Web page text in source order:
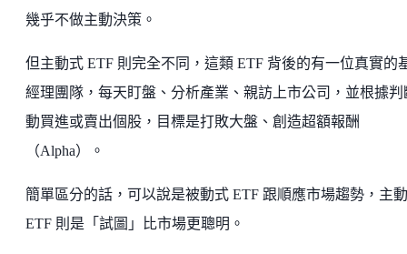
幾乎不做主動決策。
但主動式 ETF 則完全不同，這類 ETF 背後的有一位真實的
經理團隊，每天盯盤、分析產業、親訪上市公司，並根據判
動買進或賣出個股，目標是打敗大盤、創造超額報酬
（Alpha）。
簡單區分的話，可以說是被動式 ETF 跟順應市場趨勢，主
ETF 則是「試圖」比市場更聰明。